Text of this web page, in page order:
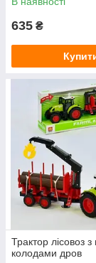
635 ₴
Трактор лісовоз
колодами дров